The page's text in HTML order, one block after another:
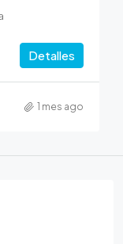
Detalles
1 mes ago